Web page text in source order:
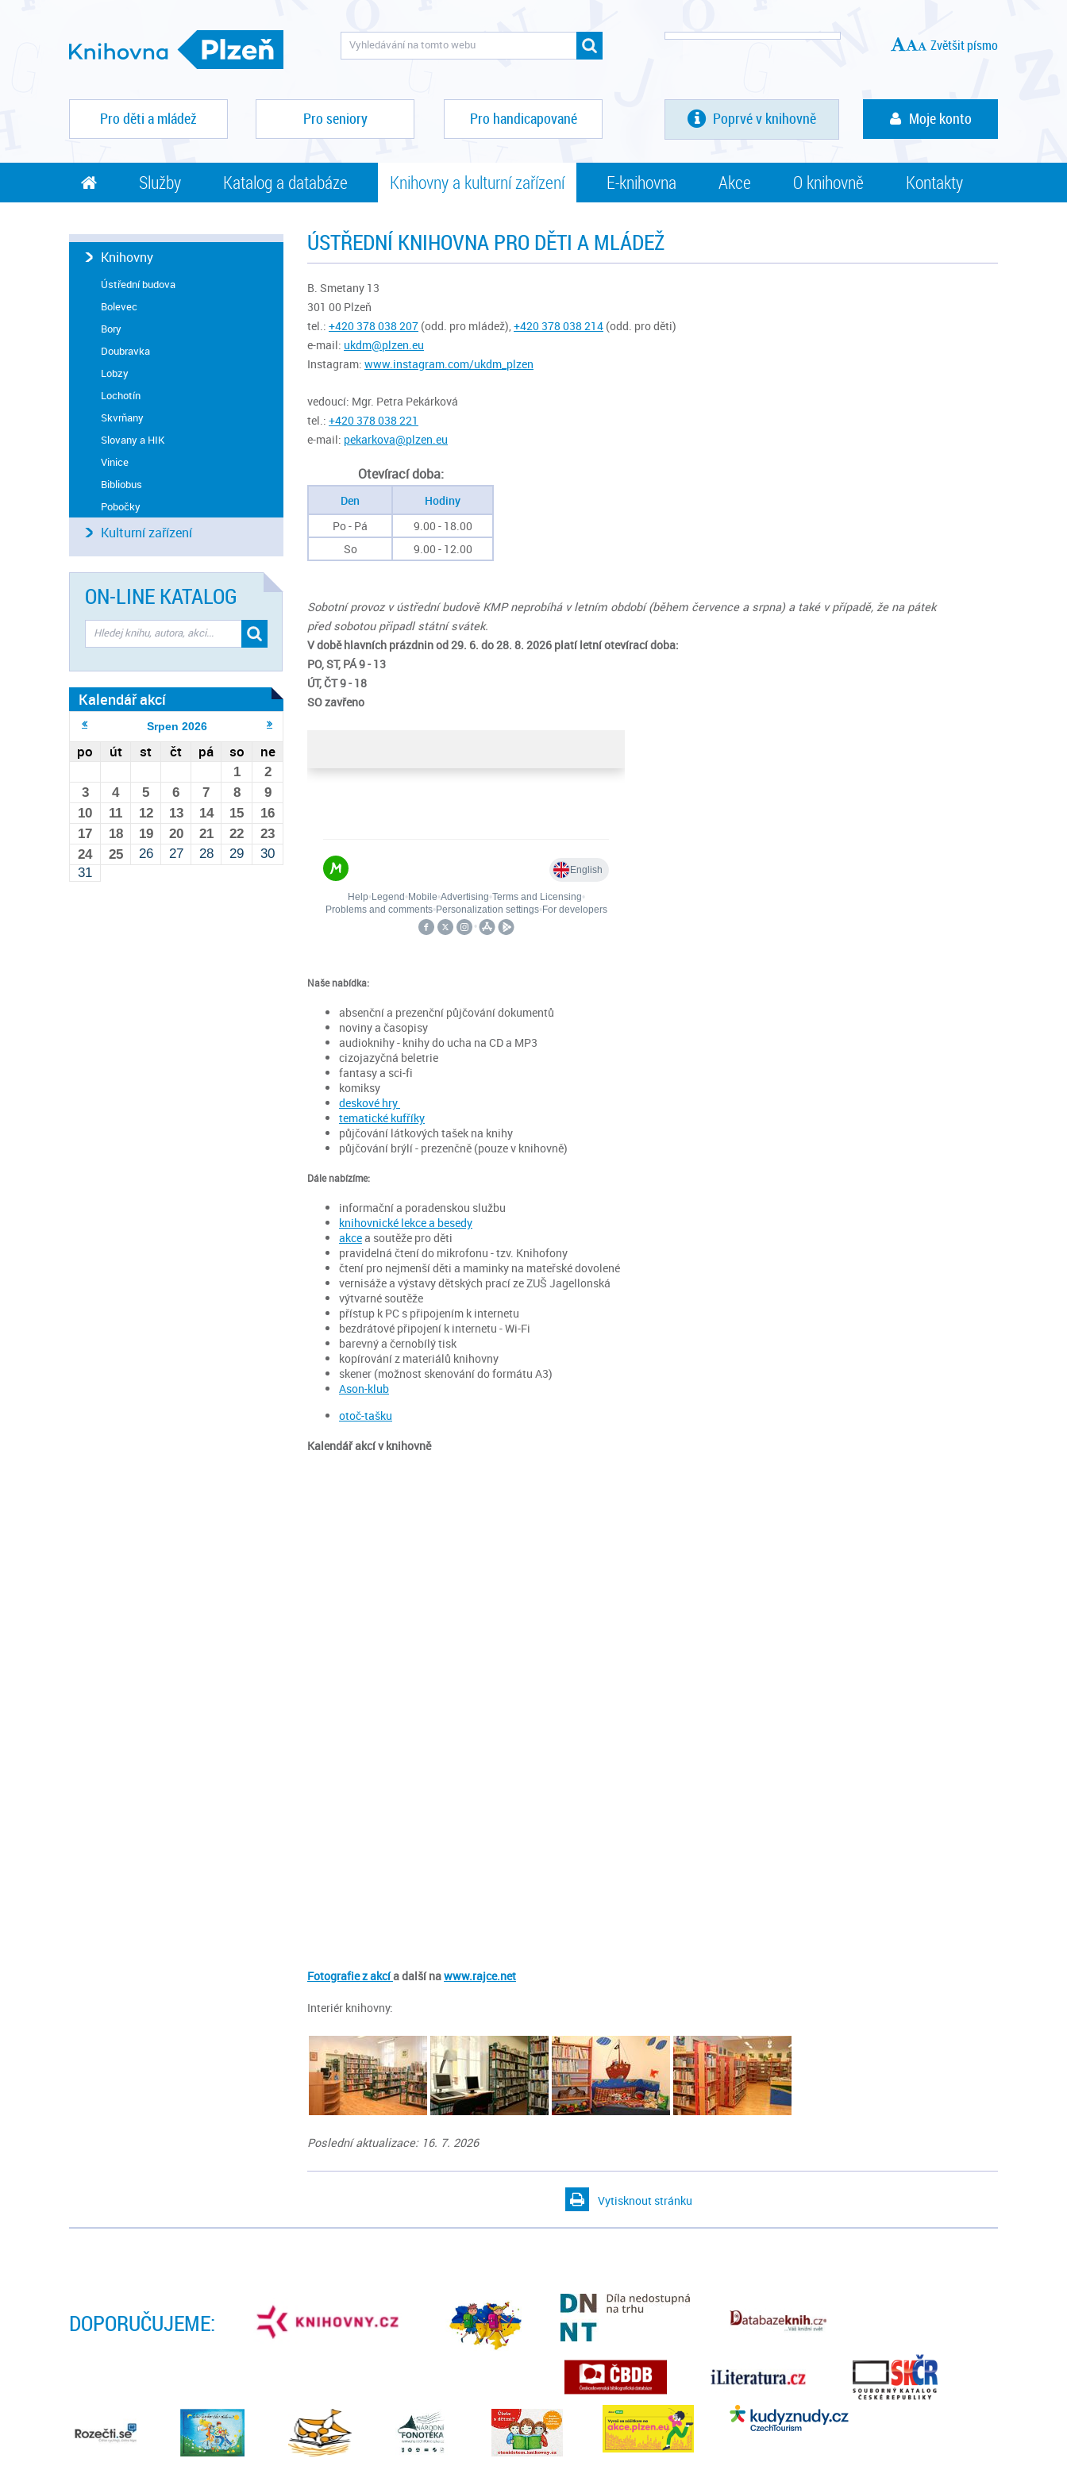
Zvětšit písmo
Pro děti a mládež Pro seniory Pro handicapované Poprvé v knihovně Moje konto
Služby Katalog a databáze Knihovny a kulturní zařízení E-knihovna Akce O knihovně Kontakty
ÚSTŘEDNÍ KNIHOVNA PRO DĚTI A MLÁDEŽ
B. Smetany 13
301 00 Plzeň
tel.: +420 378 038 207 (odd. pro mládež),+420 378 038 214 (odd. pro děti)
e-mail: ukdm@plzen.eu
Instagram: www.instagram.com/ukdm_plzen
vedoucí: Mgr. Petra Pekárková
tel.: +420 378 038 221
e-mail: pekarkova@plzen.eu
Otevírací doba:
Den
Hodiny
Po - Pá
9.00 - 18.00
So
9.00 - 12.00
Sobotní provoz v ústřední budově KMP neprobíhá v letním období (během července a srpna) a také v případě, že na pátek
před sobotou připadl státní svátek.
V době hlavních prázdnin od 29. 6. do 28. 8. 2026 platí letní otevírací doba:
PO, ST, PÁ 9 - 13
ÚT, ČT 9 - 18
SO zavřeno
Naše nabídka:
absenční a prezenční půjčování dokumentů
noviny a časopisy
audioknihy - knihy do ucha na CD a MP3
cizojazyčná beletrie
fantasy a sci-fi
komiksy
deskové hry
tematické kufříky
půjčování látkových tašek na knihy
půjčování brýlí - prezenčně (pouze v knihovně)
Dále nabízíme:
informační a poradenskou službu
knihovnické lekce a besedy
akcea soutěže pro děti
pravidelná čtení do mikrofonu - tzv. Knihofony
čtení pro nejmenší děti a maminky na mateřské dovolené
vernisáže a výstavy dětských prací ze ZUŠ Jagellonská
výtvarné soutěže
přístup k PC s připojením k internetu
bezdrátové připojení k internetu - Wi-Fi
barevný a černobílý tisk
kopírování z materiálů knihovny
skener (možnost skenování do formátu A3)
Ason-klub
otoč-tašku
Kalendář akcí v knihovně
Fotografie z akcía další nawww.rajce.net
Interiér knihovny:
Poslední aktualizace: 16. 7. 2026
Vytisknout stránku
Knihovny
Ústřední budova
Bolevec
Bory
Doubravka
Lobzy
Lochotín
Skvrňany
Slovany a HIK
Vinice
Bibliobus
Pobočky
Kulturní zařízení
ON-LINE KATALOG
Kalendář akcí
Srpen 2026
po út st čt pá so ne
1
2
3
4 5 6 7 8
9
10
11 12 13 14 15
16
17
18 19 20 21 22
23
24
25 26 27 28 29
30
31
DOPORUČUJEME: